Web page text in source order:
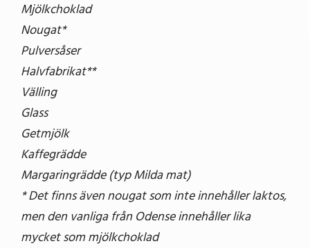
Mjölkchoklad
Nougat*
Pulversåser
Halvfabrikat**
Välling
Glass
Getmjölk
Kaffegrädde
Margaringrädde (typ Milda mat)
* Det finns även nougat som inte innehåller laktos,
men den vanliga från Odense innehåller lika
mycket som mjölkchoklad